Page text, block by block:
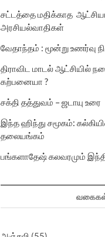
சட்டத்தை மதிக்காத
அரசியல்வாதிகள்
வேதாந்தம் : மூன்று உணர்வு
திராவிட மாடல் ஆட்சியில்
கற்பனையா ?
சக்தி தத்துவம் – ஜடாயு உரை
இந்த ஹிந்து சமூகம்:
தலையங்கம்
பங்களாதேஷ் கலவரமும்